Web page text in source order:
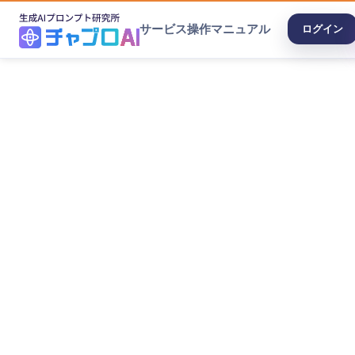
サービス操作マニュアル ログイン